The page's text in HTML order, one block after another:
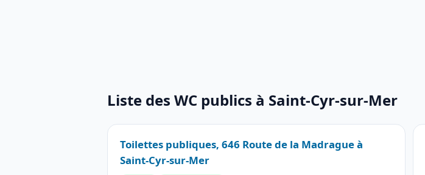
Liste des WC publics à Saint-Cyr-sur-Mer
Toilettes publiques, 646 Route de la Madrague à
Saint-Cyr-sur-Mer